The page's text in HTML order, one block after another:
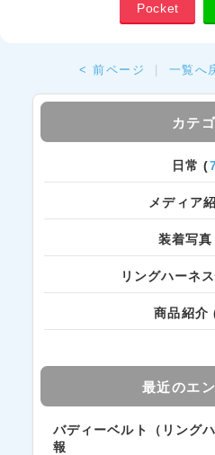
Pocket
< 前ページ 一覧へ
カテ
日常 (
メディア
装着写
リングハーネ
商品紹介
最近のエ
バディーベルト（リング
報